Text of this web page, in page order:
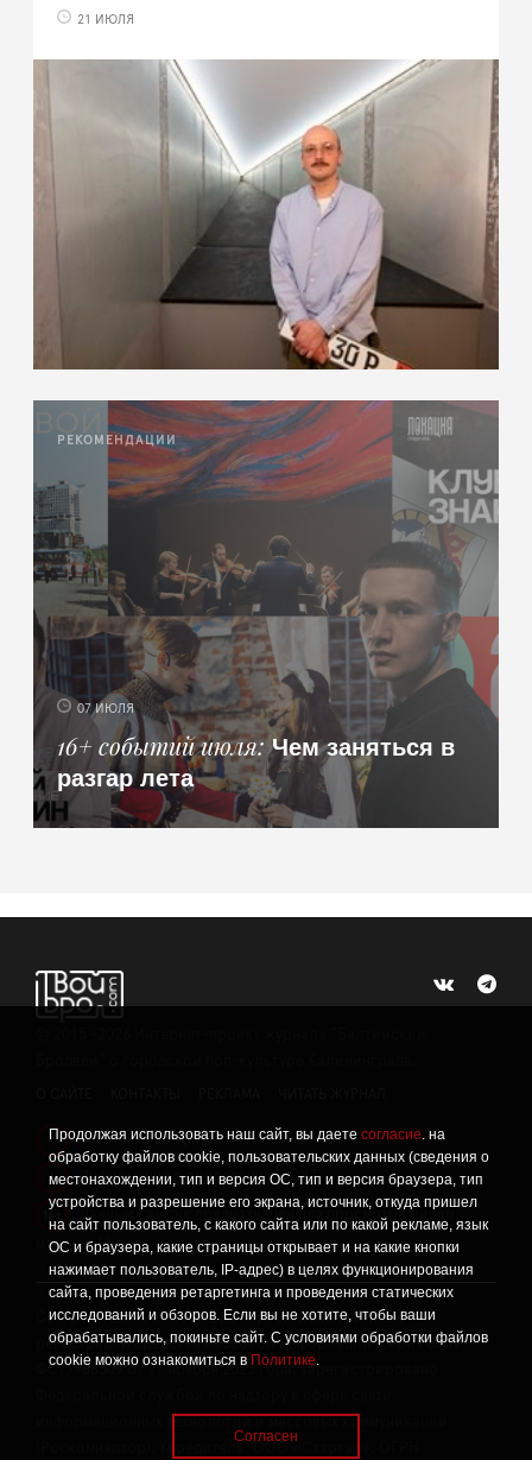
Продолжая использовать наш сайт, вы даете согласие. на
обработку файлов cookie, пользовательских данных (сведения о
местонахождении, тип и версия ОС, тип и версия браузера, тип
устройства и разрешение его экрана, источник, откуда пришел
на сайт пользователь, с какого сайта или по какой рекламе, язык
ОС и браузера, какие страницы открывает и на какие кнопки
нажимает пользователь, IP-адрес) в целях функционирования
сайта, проведения ретаргетинга и проведения статических
исследований и обзоров. Если вы не хотите, чтобы ваши
обрабатывались, покиньте сайт. С условиями обработки файлов
cookie можно ознакомиться в Политике.
Согласен
21 ИЮЛЯ
РЕКОМЕНДАЦИИ
07 ИЮЛЯ
16+ событий июля Чем заняться в
разгар лета
! Политика конфиденциальности
! Информация о проведении СОУТ
Данный сайт не предназначен для просмотра лицам
младше 16 лет.
Сетевое издание «Твой Бро», реестровая запись о
регистрации средства массовой информации: серия Эл №
ФС77-86309 от 17 ноября 2023 года, зарегистрировано